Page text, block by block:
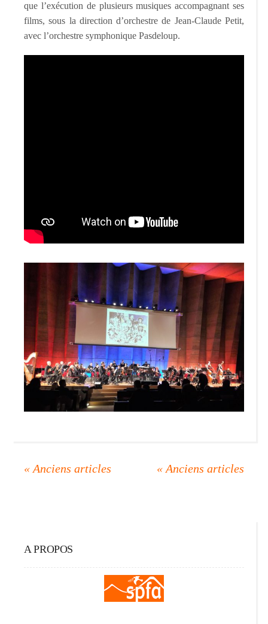
que l’exécution de plusieurs musiques accompagnant ses
films, sous la direction d’orchestre de Jean-Claude Petit,
avec l’orchestre symphonique Pasdeloup.
A PROPOS